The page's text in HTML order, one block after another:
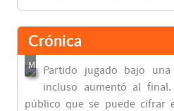
Crónica
Partido jugado bajo
incluso aumentó al final.
público que se puede cifrar